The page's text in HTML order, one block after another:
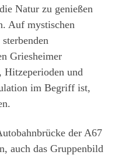
Natur zu genießen
Auf mystischen
Griesheimer
Hitzeperioden und
im Begriff ist,
der A67
auch das Gruppenbild